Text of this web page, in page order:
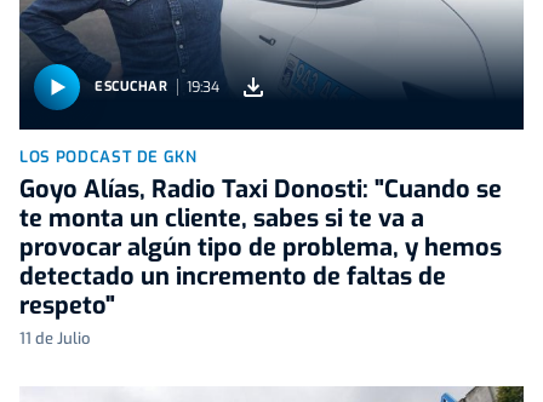
ESCUCHAR 19:34
LOS PODCAST DE GKN
Goyo Alías, Radio Taxi Donosti: "Cuando se
te monta un cliente, sabes si te va a
provocar algún tipo de problema, y hemos
detectado un incremento de faltas de
respeto"
11 de Julio